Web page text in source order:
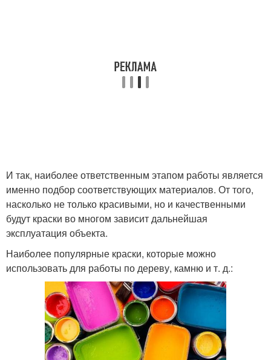
И так, наиболее ответственным этапом работы является
именно подбор соответствующих материалов. От того,
насколько не только красивыми, но и качественными
будут краски во многом зависит дальнейшая
эксплуатация объекта.
Наиболее популярные краски, которые можно
использовать для работы по дереву, камню и т. д.: